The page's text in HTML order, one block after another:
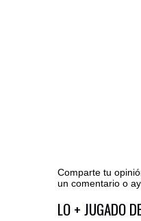
Comparte tu
un comentario o
Ir al editor de
LO + JUGADO